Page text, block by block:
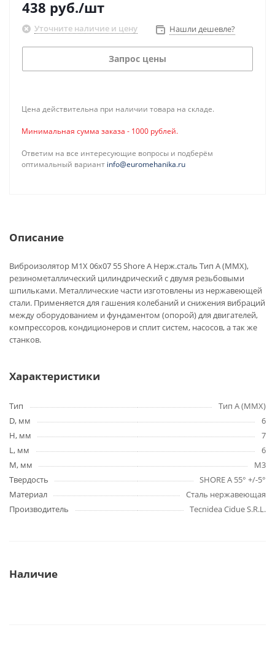
438 руб./шт
Уточните наличие и цену Нашли дешевле?
Запрос цены
Цена действительна при наличии товара на складе.
Минимальная сумма заказа - 1000 рублей.
Ответим на все интересующие вопросы и подберём
оптимальный вариант info@euromehanika.ru
Описание
Виброизолятор M1X 06x07 55 Shore A Нерж.сталь Тип А (MMX),
резинометаллический цилиндрический с двумя резьбовыми
шпильками. Металлические части изготовлены из нержавеющей
стали. Применяется для гашения колебаний и снижения вибраций
между оборудованием и фундаментом (опорой) для двигателей,
компрессоров, кондиционеров и сплит систем, насосов, а так же
станков.
Характеристики
Тип
Тип A (MMX)
D, мм
6
H, мм
7
L, мм
6
M, мм
M3
Твердость
SHORE A 55° +/-5°
Материал
Сталь нержавеющая
Производитель
Tecnidea Cidue S.R.L.
Наличие